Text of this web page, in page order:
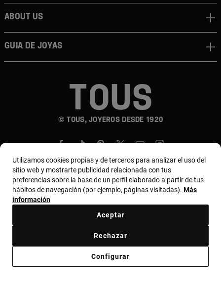
© TOUS, JOYEROS DESDE 1920
About us
Guia de joyas
País y moneda:Perú / Peruvian Sol
Código ético Proveedores
Utilizamos cookies propias y de terceros para analizar el uso del
sitio web y mostrarte publicidad relacionada con tus
preferencias sobre la base de un perfil elaborado a partir de tus
hábitos de navegación (por ejemplo, páginas visitadas). Más
información
Configurar
Rechazar
Aceptar